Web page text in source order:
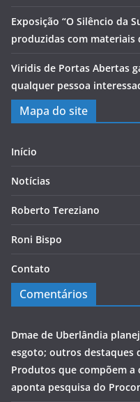
Exposição “O Silêncio da
produzidas com materiais
Viridis de Portas Abertas
qualquer pessoa
Mapa do site
Início
Notícias
Roberto Tereziano
Roni Bispo
Contato
Comentários
Dmae de Uberlândia
esgoto; outros destaques
Produtos que compõem a
aponta pesquisa do